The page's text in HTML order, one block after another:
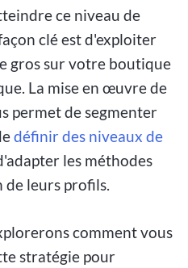
ce niveau de
clé est d'exploiter
gros sur votre boutique
La mise en œuvre de
permet de segmenter
définir des niveaux de
les méthodes
leurs profils.
comment vous
stratégie pour